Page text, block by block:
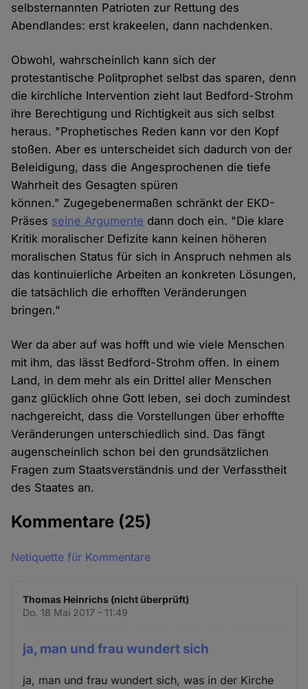
selbsternannten Patrioten zur Rettung des
Abendlandes: erst krakeelen, dann nachdenken.
Obwohl, wahrscheinlich kann sich der
protestantische Politprophet selbst das sparen, denn
die kirchliche Intervention zieht laut Bedford-Strohm
ihre Berechtigung und Richtigkeit aus sich selbst
heraus. "Prophetisches Reden kann vor den Kopf
stoßen. Aber es unterscheidet sich dadurch von der
Beleidigung, dass die Angesprochenen die tiefe
Wahrheit des Gesagten spüren
können." Zugegebenermaßen schränkt der EKD-
Präses seine Argumente dann doch ein. "Die klare
Kritik moralischer Defizite kann keinen höheren
moralischen Status für sich in Anspruch nehmen als
das kontinuierliche Arbeiten an konkreten Lösungen,
die tatsächlich die erhofften Veränderungen
bringen."
Wer da aber auf was hofft und wie viele Menschen
mit ihm, das lässt Bedford-Strohm offen. In einem
Land, in dem mehr als ein Drittel aller Menschen
ganz glücklich ohne Gott leben, sei doch zumindest
nachgereicht, dass die Vorstellungen über erhoffte
Veränderungen unterschiedlich sind. Das fängt
augenscheinlich schon bei den grundsätzlichen
Fragen zum Staatsverständnis und der Verfasstheit
des Staates an.
Kommentare (25)
Netiquette für Kommentare
Thomas Heinrichs (nicht überprüft)
Do. 18 Mai 2017 - 11:49
ja, man und frau wundert sich
ja, man und frau wundert sich, was in der Kirche